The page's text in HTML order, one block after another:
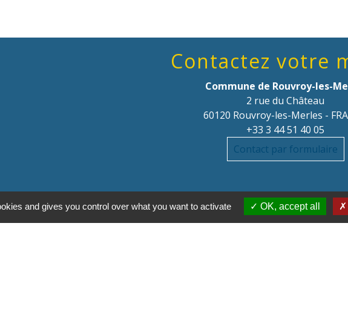
Contactez votre
Commune de Rouvroy-les-
2 rue du Château
60120 Rouvroy-les-Merles -
+33 3 44 51 40 05
Contact par formulaire
and gives you control over what you want to activate OK, accept all